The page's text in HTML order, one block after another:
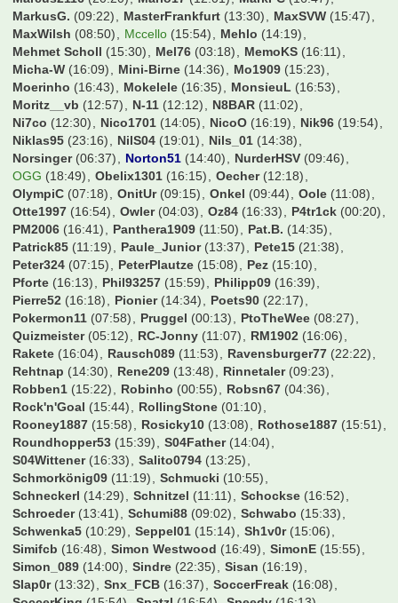
Jens1957 (16:25) Jenshs(16:38) Jenson(15:59)
Jeronimo(16:54) JohnnyEuro(15:55) JonasKamper
Jonas_98(15:54) Joschi53(14:17) Jotze(18:35)
Jugger87(16:40) Jules Rimet(16:54) Just_FCBCGN
KaWi74(16:15) Kago(10:46) Kapllani99(13:36)
Karel(11:35) Kartenfahnder(16:54) Kartograph
Kern(15:40) Kevin_173 (14:25) KiGoe83(15:41)
KiKo(15:00) KickerKingdom(15:40) Kingsmania
Klaxon(09:16) Kleine Zicke (12:40) KleineLilie (12:37)
Knaddly(12:25) Koellefornia(06:48) Konfrontation
Kosseher76(11:11) Kugelblitz(10:51) Kundelinho(13:20)
Larsinio(23:03) Lassesen(21:58) Lawless3012(12:28)
Legendenstatus (16:41) Leipziger(16:34)
Lemmo1984(14:55) Lexus1893 (15:50) Lina2727(17:06)
Lipsia1893(12:45) Longlo(14:22) Lopesinho(10:52)
LostandFound(10:44) Lothar-1990(11:41) Lowry
MA1933(14:18) Macauley(16:54) Magic Dirk(13:05)
Magolwes(16:51) Majo1991(00:09) Makaai(13:30)
Mango1893(20:31) Manu17(13:38) Marcri(08:56)
Marcus2116(20:20) Mario17(12:01) MarkFC(16:47)
MarkusG.(09:22) MasterFrankfurt (13:30) MaxSVW(15:47)
MaxWilsh (08:50) Mccello(15:54) Mehlo(14:19)
Mehmet Scholl(15:30) Mel76(03:18) MemoKS
Micha-W(16:09) Mini-Birne(14:36) Mo1909(15:23)
Moerinho(16:43) Mokelele(16:35) MonsieuL
Moritz__vb(12:57) N-11(12:12) N8BAR
Ni7co(12:30) Nico1701 (14:05) NicoO(16:19)
Niklas95(23:16) NilS04(19:01) Nils_01(14:38)
Norsinger(06:37) Norton51(14:40) NurderHSV (09:46)
OGG(18:49) Obelix1301(16:15) Oecher(12:18)
OlympiC(07:18) OnitUr(09:15) Onkel(09:44) Oole(11:08)
Otte1997(16:54) Owler(04:03) Oz84(16:33) P4tr1ck
PM2006(16:41) Panthera1909(11:50) Pat.B.(14:35)